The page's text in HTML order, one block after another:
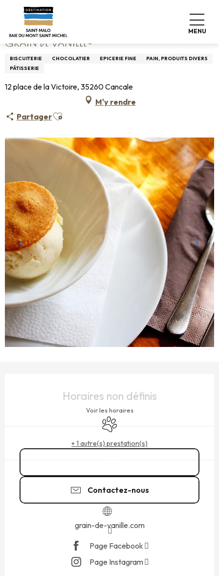
contenu
principal
MENU
Accueil Grain de Vanille®
GRAIN DE VANILLE®
BISCUITERIE CHOCOLATIER EPICERIE FINE
PAIN, PRODUITS DIVERS
PÂTISSERIE
12 place de la Victoire, 35260 Cancale
M'y rendre
PartagerAjouter aux favoris
Horaires non définis
Voir les horaires
Animaux acceptés
+ 1 autre(s) prestation(s)
Contactez-nous
grain-de-vanille.com
Page Facebook
Page Instagram